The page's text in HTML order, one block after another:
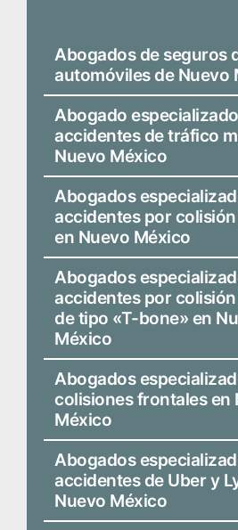
Abogados de seguros
automóviles de Nuevo
Abogado
accidentes de tráfico
Nuevo México
Abogados
accidentes por
en Nuevo México
Abogados
accidentes por
de tipo «T-bone» en
México
Abogados
colisiones frontales en
México
Abogados
accidentes de Uber y
Nuevo México